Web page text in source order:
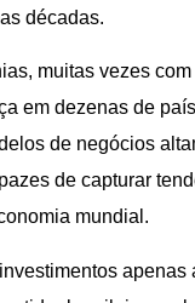
décadas.
muitas vezes
em dezenas de
de negócios
de capturar
mundial.
apenas